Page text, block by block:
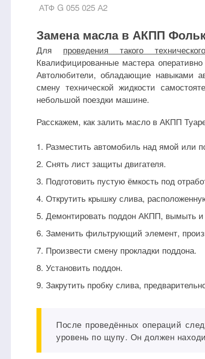
АТФ G 055 025 А2
Замена масла в АКПП
Для проведения такого
Квалифицированные мастера
Автолюбители, обладающие навыками
смену технической жидкости
небольшой поездки машине.
Расскажем, как залить масло в АКПП
Разместить автомобиль над ямой или
Снять лист защиты двигателя.
Подготовить пустую ёмкость под
Открутить крышку слива,
Демонтировать поддон АКПП, вымыть и
Заменить фильтрующий элемент,
Произвести смену прокладки поддона.
Установить поддон.
Закрутить пробку слива,
После проведённых операций
уровень по щупу. Он должен